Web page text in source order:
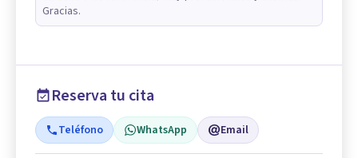
Gracias.
Reserva tu cita
Teléfono WhatsApp Email